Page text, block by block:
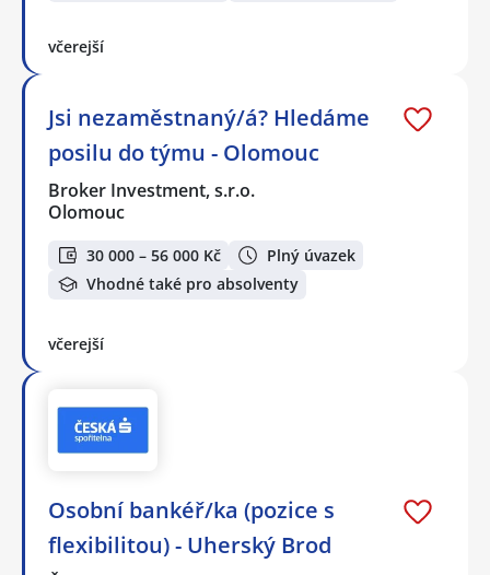
včerejší
Jsi nezaměstnaný/á? Hledáme
posilu do týmu - Olomouc
Broker Investment, s.r.o.
Olomouc
30 000 – 56 000 Kč
Plný úvazek
Vhodné také pro absolventy
včerejší
Osobní bankéř/ka (pozice s
flexibilitou) - Uherský Brod